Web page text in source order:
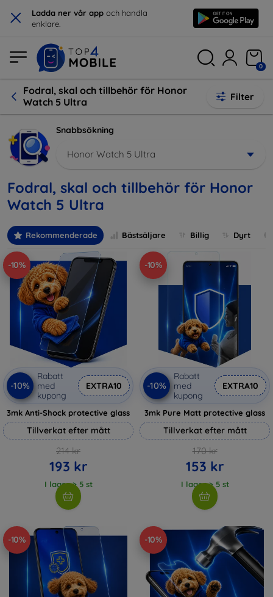
× Ladda ner vår app och handla
enklare.
0
Fodral, skal och tillbehör för Honor
Watch 5 Ultra
Filter
Snabbsökning
Honor Watch 5 Ultra
Fodral, skal och tillbehör för Honor
Watch 5 Ultra
Rekommenderade Bästsäljare Billig Dyrt
-10%
-10%
Rabatt
med
kupong
EXTRA10
3mk Anti-Shock protective glass
Tillverkat efter mått
214 kr
193 kr
I lager > 5 st
-10%
-10%
Rabatt
med
kupong
EXTRA10
3mk Pure Matt protective glass
Tillverkat efter mått
170 kr
153 kr
I lager > 5 st
-10% -10%